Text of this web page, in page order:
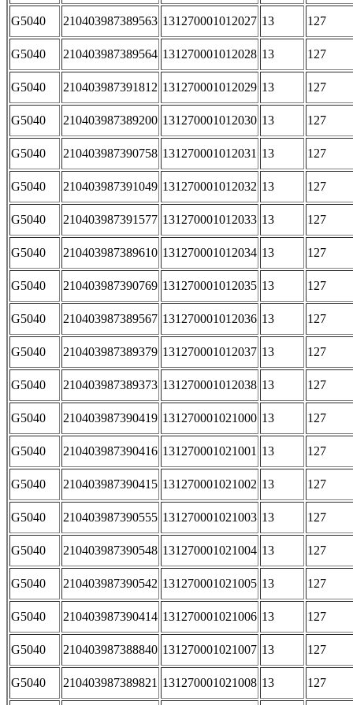
G5040 210403987389563 131270001012027 13 127
G5040 210403987389564 131270001012028 13 127
G5040 210403987391812 131270001012029 13 127
G5040 210403987389200 131270001012030 13 127
G5040 210403987390758 131270001012031 13 127
G5040 210403987391049 131270001012032 13 127
G5040 210403987391577 131270001012033 13 127
G5040 210403987389610 131270001012034 13 127
G5040 210403987390769 131270001012035 13 127
G5040 210403987389567 131270001012036 13 127
G5040 210403987389379 131270001012037 13 127
G5040 210403987389373 131270001012038 13 127
G5040 210403987390419 131270001021000 13 127
G5040 210403987390416 131270001021001 13 127
G5040 210403987390415 131270001021002 13 127
G5040 210403987390555 131270001021003 13 127
G5040 210403987390548 131270001021004 13 127
G5040 210403987390542 131270001021005 13 127
G5040 210403987390414 131270001021006 13 127
G5040 210403987388840 131270001021007 13 127
G5040 210403987389821 131270001021008 13 127